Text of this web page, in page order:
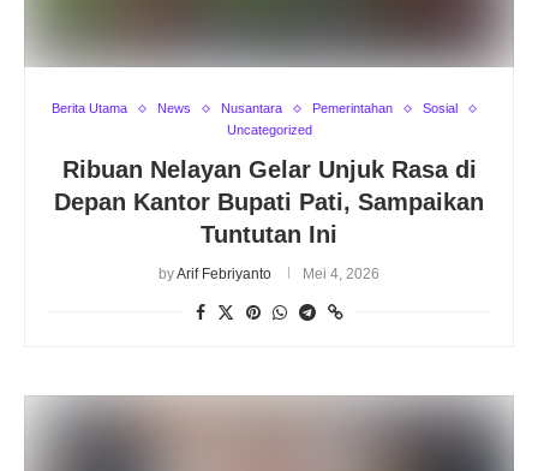
Berita Utama News Nusantara Pemerintahan
Sosial
Uncategorized
Ribuan Nelayan Gelar Unjuk Rasa di
Depan Kantor Bupati Pati, Sampaikan
Tuntutan Ini
byArif Febriyanto Mei 4, 2026